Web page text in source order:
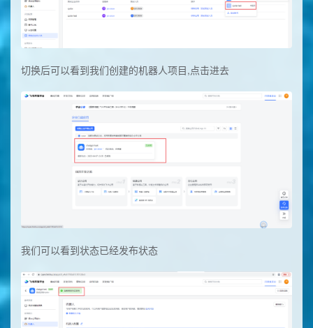
切换后可以看到我们创建的机器人项目,点击进去
我们可以看到状态已经发布状态